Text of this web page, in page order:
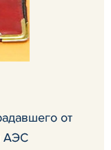
от
АЭС